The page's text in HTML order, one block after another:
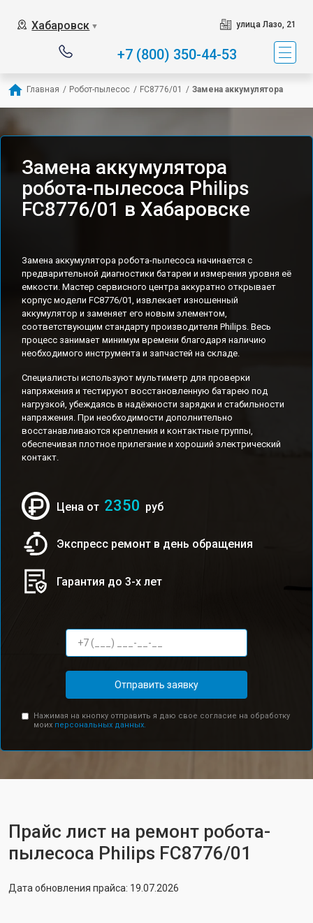
Хабаровск ▼ улица Лазо, 21
+7 (800) 350-44-53
Главная / Робот-пылесос / FC8776/01 / Замена аккумулятора
Замена аккумулятора
робота-пылесоса Philips
FC8776/01 в Хабаровске
Замена аккумулятора робота-пылесоса начинается с
предварительной диагностики батареи и измерения уровня её
емкости. Мастер сервисного центра аккуратно открывает
корпус модели FC8776/01, извлекает изношенный
аккумулятор и заменяет его новым элементом,
соответствующим стандарту производителя Philips. Весь
процесс занимает минимум времени благодаря наличию
необходимого инструмента и запчастей на складе.
Специалисты используют мультиметр для проверки
напряжения и тестируют восстановленную батарею под
нагрузкой, убеждаясь в надёжности зарядки и стабильности
напряжения. При необходимости дополнительно
восстанавливаются крепления и контактные группы,
обеспечивая плотное прилегание и хороший электрический
контакт.
Цена от 2350 руб
Экспресс ремонт в день обращения
Гарантия до 3-х лет
Отправить заявку
Нажимая на кнопку отправить я даю свое согласие на обработку
моих персональных данных.
Прайс лист на ремонт робота-
пылесоса Philips FC8776/01
Дата обновления прайса: 19.07.2026